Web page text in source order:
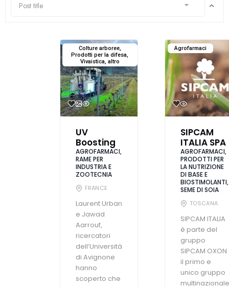
Post title
Colture arboree,
Prodotti per la difesa,
Vivaistica, altro
UV
Boosting
AGROFARMACI,
RAME PER
INDUSTRIA E
ZOOTECNIA
FRANCE
Laurent Urban
e Jawad
Aarrouf,
ricercatori
dell’Università
di Avignone
hanno
scoperto che
Agrofarmaci
SIPCAM
ITALIA SPA
AGROFARMACI,
PRODOTTI PER
LA NUTRIZIONE
DI BASE E
BIOSTIMOLANTI,
SEME DI SOIA
TOSCANA
SIPCAM ITALIA
è parte del
gruppo
SIPCAM OXON
il primo e
unico gruppo